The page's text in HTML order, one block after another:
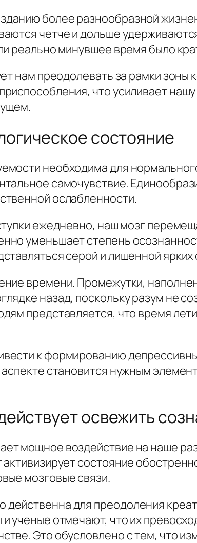
более разнообразной
четче и дольше
реально минувшее время было
нам преодолевать за рамки зоны
что усиливает
состояние
необходима для
самочувствие.
ослабленности.
ежедневно, наш мозг
уменьшает степень
серой и лишенной ярких
времени. Промежутки,
назад, поскольку разум не
представляется, что время
к формированию
становится нужным
освежить
мощное воздействие на наше
состояние
мозговые связи.
для преодоления
ученые отмечают, что их
Это обусловлено с тем, что